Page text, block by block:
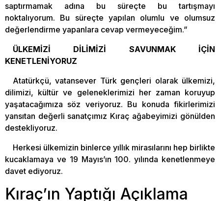
saptırmamak adına bu süreçte bu tartışmayı
noktalıyorum. Bu süreçte yapılan olumlu ve olumsuz
değerlendirme yapanlara cevap vermeyeceğim.”
ÜLKEMİZİ DİLİMİZİ SAVUNMAK İÇİN
KENETLENİYORUZ
Atatürkçü, vatansever Türk gençleri olarak ülkemizi,
dilimizi, kültür ve geleneklerimizi her zaman koruyup
yaşatacağımıza söz veriyoruz. Bu konuda fikirlerimizi
yansıtan değerli sanatçımız Kıraç ağabeyimizi gönülden
destekliyoruz.
Herkesi ülkemizin binlerce yıllık mirasılarını hep birlikte
kucaklamaya ve 19 Mayıs’ın 100. yılında kenetlenmeye
davet ediyoruz.
Kıraç’ın Yaptığı Açıklama